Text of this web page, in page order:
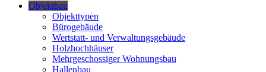
Objektbau
Objekttypen
Bürogebäude
Wertstatt- und Verwaltungsgebäude
Holzhochhäuser
Mehrgeschossiger Wohnungsbau
Hallenbau